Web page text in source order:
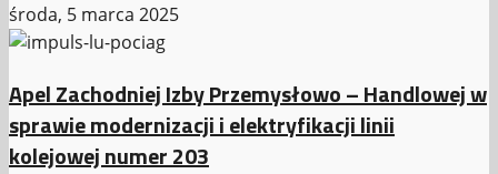
środa, 5 marca 2025
Apel Zachodniej Izby Przemysłowo – Handlowej w
sprawie modernizacji i elektryfikacji linii
kolejowej numer 203